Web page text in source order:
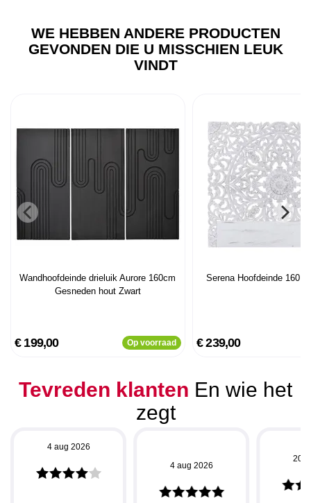
WE HEBBEN ANDERE PRODUCTEN
GEVONDEN DIE U MISSCHIEN LEUK
VINDT
Wandhoofdeinde drieluik Aurore 160cm
Gesneden hout Zwart
€ 199,00 Op voorraad
Serena Hoofdeinde 160
€ 239,00
Tevreden klanten En wie het
zegt
4 aug 2026
4 aug 2026
20